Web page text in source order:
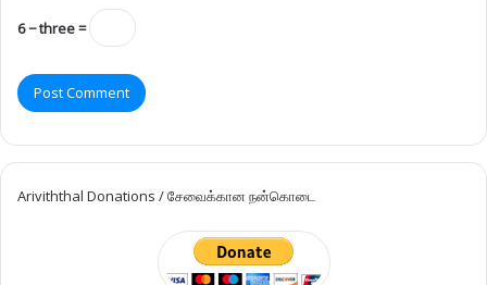
6 − three =
Ariviththal Donations / சேவைக்கான நன்கொடை